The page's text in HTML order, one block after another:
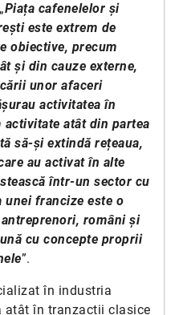
Piața cafenelelor și
este extrem de
obiective, precum
și din cauze externe,
unor afaceri
activitatea în
atât din partea
să-și extindă rețeaua,
au activat în alte
într-un sector cu
unei francize este o
români și
cu concepte proprii
”.
în industria
atât în tranzacții clasice